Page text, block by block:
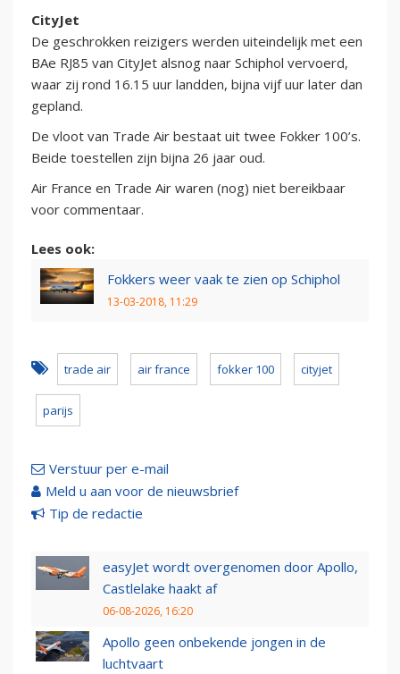
CityJet
De geschrokken reizigers werden uiteindelijk met een
BAe RJ85 van CityJet alsnog naar Schiphol vervoerd,
waar zij rond 16.15 uur landden, bijna vijf uur later dan
gepland.
De vloot van Trade Air bestaat uit twee Fokker 100’s.
Beide toestellen zijn bijna 26 jaar oud.
Air France en Trade Air waren (nog) niet bereikbaar
voor commentaar.
Lees ook:
Fokkers weer vaak te zien op Schiphol
13-03-2018, 11:29
trade air air france fokker 100 cityjet
parijs
Verstuur per e-mail
Meld u aan voor de nieuwsbrief
Tip de redactie
easyJet wordt overgenomen door Apollo,
Castlelake haakt af
06-08-2026, 16:20
Apollo geen onbekende jongen in de
luchtvaart